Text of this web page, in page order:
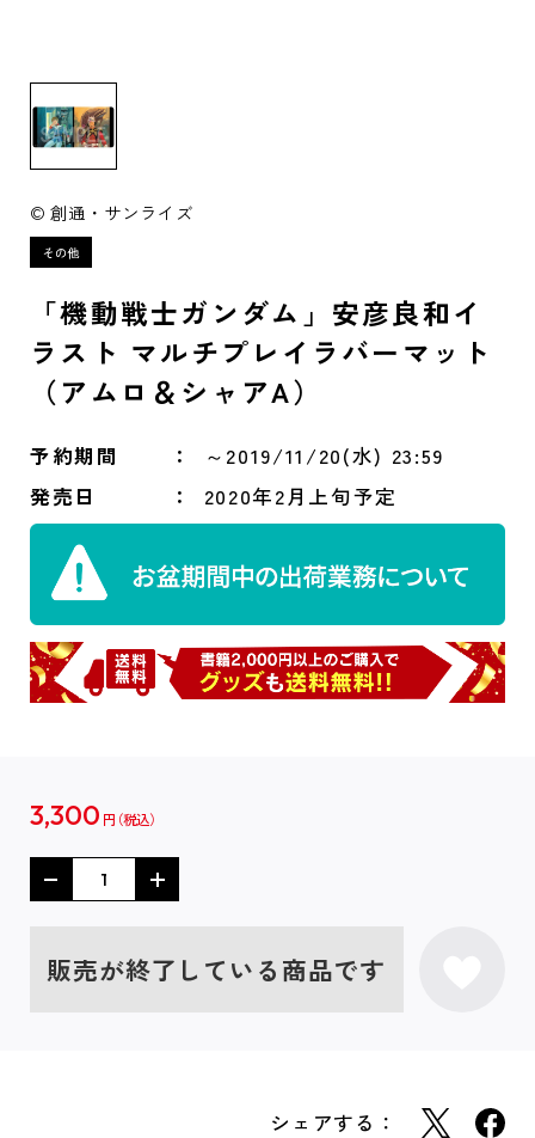
© 創通・サンライズ
「機動戦士ガンダム」安彦良和イ
ラスト マルチプレイラバーマット
（アムロ＆シャアA）
予約期間
～2019/11/20(水) 23:59
発売日
2020年2月上旬予定
3,300 円
販売が終了している商品です
シェアする：